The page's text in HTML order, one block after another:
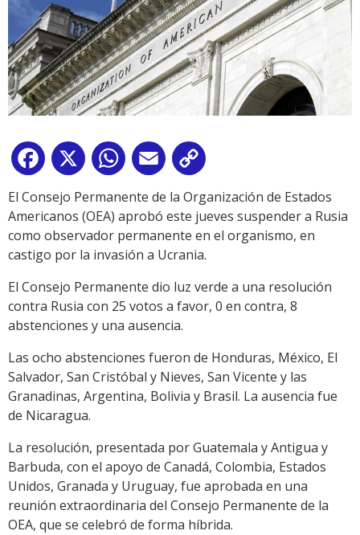
Facebook
X WhatsApp
Email
Link
El Consejo Permanente de la Organización de Estados
Americanos (OEA) aprobó este jueves suspender a Rusia
como observador permanente en el organismo, en
castigo por la invasión a Ucrania.
El Consejo Permanente dio luz verde a una resolución
contra Rusia con 25 votos a favor, 0 en contra, 8
abstenciones y una ausencia.
Las ocho abstenciones fueron de Honduras, México, El
Salvador, San Cristóbal y Nieves, San Vicente y las
Granadinas, Argentina, Bolivia y Brasil. La ausencia fue
de Nicaragua.
La resolución, presentada por Guatemala y Antigua y
Barbuda, con el apoyo de Canadá, Colombia, Estados
Unidos, Granada y Uruguay, fue aprobada en una
reunión extraordinaria del Consejo Permanente de la
OEA, que se celebró de forma híbrida.